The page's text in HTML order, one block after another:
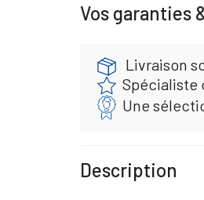
Vos garanties
Livraison
Spécialiste
Une
Description